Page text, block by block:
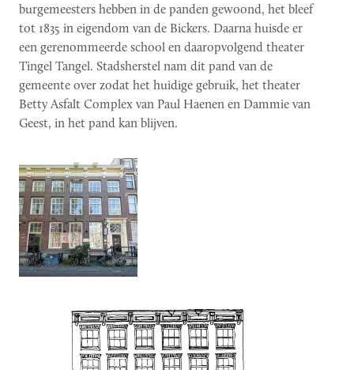
burgemeesters hebben in de panden gewoond, het bleef
tot 1835 in eigendom van de Bickers. Daarna huisde er
een gerenommeerde school en daaropvolgend theater
Tingel Tangel. Stadsherstel nam dit pand van de
gemeente over zodat het huidige gebruik, het theater
Betty Asfalt Complex van Paul Haenen en Dammie van
Geest, in het pand kan blijven.